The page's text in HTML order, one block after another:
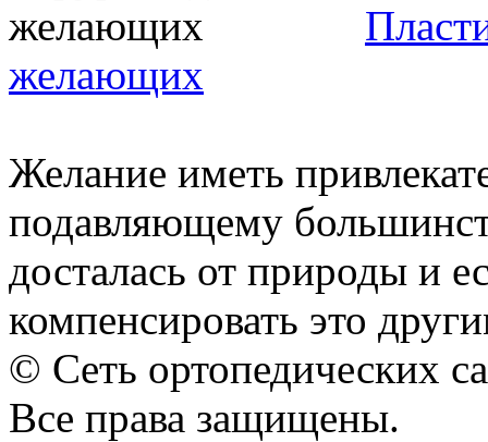
желающих
Желание иметь
подавляющему
досталась от природы и
компенсировать это
© Сеть ортопедических
Все права защищены.